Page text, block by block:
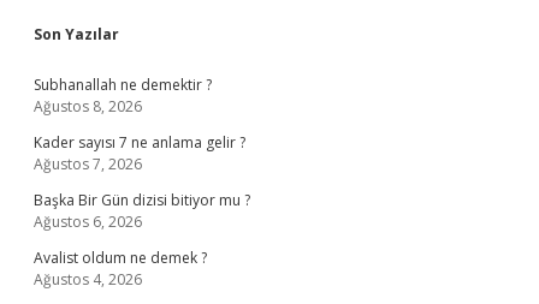
Sidebar
Son Yazılar
Subhanallah ne demektir ?
Ağustos 8, 2026
Kader sayısı 7 ne anlama gelir ?
Ağustos 7, 2026
Başka Bir Gün dizisi bitiyor mu ?
Ağustos 6, 2026
Avalist oldum ne demek ?
Ağustos 4, 2026